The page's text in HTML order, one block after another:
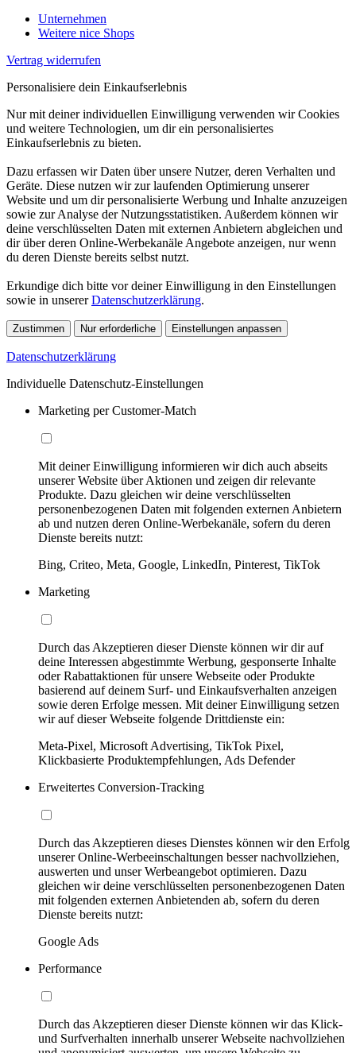
Unternehmen
Weitere nice Shops
Vertrag widerrufen
Personalisiere dein Einkaufserlebnis
Nur mit deiner individuellen Einwilligung verwenden wir Cookies
und weitere Technologien, um dir ein personalisiertes
Einkaufserlebnis zu bieten.
Dazu erfassen wir Daten über unsere Nutzer, deren Verhalten und
Geräte. Diese nutzen wir zur laufenden Optimierung unserer
Website und um dir personalisierte Werbung und Inhalte anzuzeigen
sowie zur Analyse der Nutzungsstatistiken. Außerdem können wir
deine verschlüsselten Daten mit externen Anbietern abgleichen und
dir über deren Online-Werbekanäle Angebote anzeigen, nur wenn
du deren Dienste bereits selbst nutzt.
Erkundige dich bitte vor deiner Einwilligung in den Einstellungen
sowie in unsererDatenschutzerklärung.
Zustimmen Nur erforderliche Einstellungen anpassen
Datenschutzerklärung
Individuelle Datenschutz-Einstellungen
Marketing per Customer-Match
Mit deiner Einwilligung informieren wir dich auch abseits
unserer Website über Aktionen und zeigen dir relevante
Produkte. Dazu gleichen wir deine verschlüsselten
personenbezogenen Daten mit folgenden externen Anbietern
ab und nutzen deren Online-Werbekanäle, sofern du deren
Dienste bereits nutzt:
Bing, Criteo, Meta, Google, LinkedIn, Pinterest, TikTok
Marketing
Durch das Akzeptieren dieser Dienste können wir dir auf
deine Interessen abgestimmte Werbung, gesponserte Inhalte
oder Rabattaktionen für unsere Webseite oder Produkte
basierend auf deinem Surf- und Einkaufsverhalten anzeigen
sowie deren Erfolge messen. Mit deiner Einwilligung setzen
wir auf dieser Webseite folgende Drittdienste ein:
Meta-Pixel, Microsoft Advertising, TikTok Pixel,
Klickbasierte Produktempfehlungen, Ads Defender
Erweitertes Conversion-Tracking
Durch das Akzeptieren dieses Dienstes können wir den Erfolg
unserer Online-Werbeeinschaltungen besser nachvollziehen,
auswerten und unser Werbeangebot optimieren. Dazu
gleichen wir deine verschlüsselten personenbezogenen Daten
mit folgenden externen Anbietenden ab, sofern du deren
Dienste bereits nutzt:
Google Ads
Performance
Durch das Akzeptieren dieser Dienste können wir das Klick-
und Surfverhalten innerhalb unserer Webseite nachvollziehen